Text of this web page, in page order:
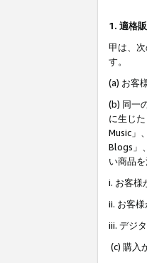
1. 適格
甲は、
す。
(a) お客
(b) 同一
に生じ
Music」
Blogs」
い商品
i. お客様
ii. お客
iii. デジ
(c) 購入